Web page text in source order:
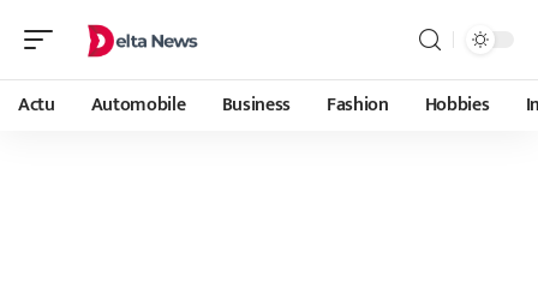
Actu Automobile Business Fashion Hobbies